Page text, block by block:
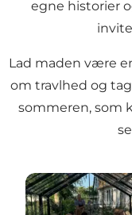
egne historier
Lad maden være
om travlhed og
sommeren, som